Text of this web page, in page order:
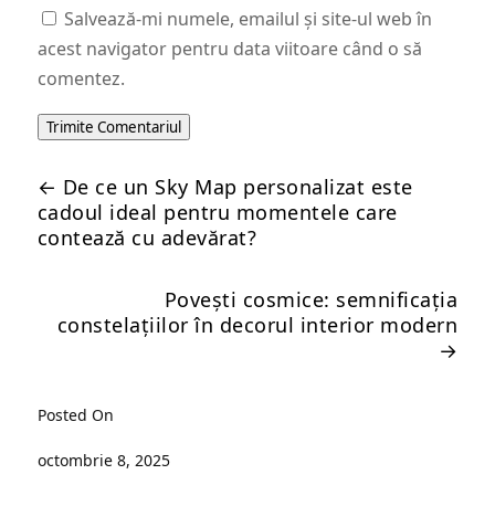
Posted On
octombrie 8, 2025
Salvează-mi numele, emailul și site-ul web în
acest navigator pentru data viitoare când o să
comentez.
Trimite Comentariul
← De ce un Sky Map personalizat este
cadoul ideal pentru momentele care
contează cu adevărat?
Povești cosmice: semnificația
constelațiilor în decorul interior modern
→